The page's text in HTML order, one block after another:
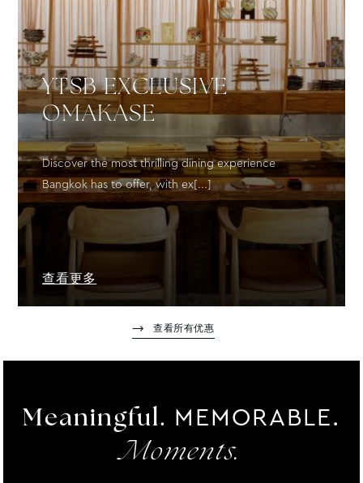
YTSB EXCLUSIVE
OMAKASE
Discover the most thrilling dining experience
Bangkok has to offer, with ex[...]
查看更多
查看所有优惠
Meaningful. MEMORABLE.
Moments.